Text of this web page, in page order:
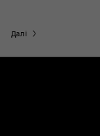
Далі